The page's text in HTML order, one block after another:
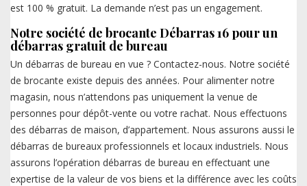
est 100 % gratuit. La demande n’est pas un engagement.
Notre société de brocante Débarras 16 pour un
débarras gratuit de bureau
Un débarras de bureau en vue ? Contactez-nous. Notre société
de brocante existe depuis des années. Pour alimenter notre
magasin, nous n’attendons pas uniquement la venue de
personnes pour dépôt-vente ou votre rachat. Nous effectuons
des débarras de maison, d’appartement. Nous assurons aussi le
débarras de bureaux professionnels et locaux industriels. Nous
assurons l’opération débarras de bureau en effectuant une
expertise de la valeur de vos biens et la différence avec les coûts